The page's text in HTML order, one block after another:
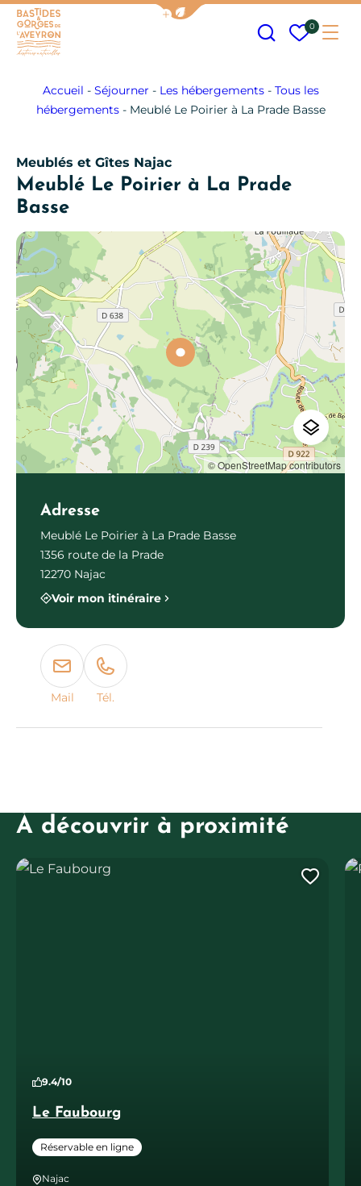
Afficher la barre de navigation
Mes
0
Accueil - Séjourner - Les hébergements- Tous les
hébergements- Meublé Le Poirier à La Prade Basse
Meublés et Gîtes Najac
Meublé Le Poirier à La Prade
Basse
© OpenStreetMap contributors
Adresse
Meublé Le Poirier à La Prade Basse
1356 route de la Prade
12270 Najac
Voir mon itinéraire
Mail Tél.
À découvrir à proximité
Le Faubourg
9.4/10
Réservable en ligne
Najac
Le Faubourg